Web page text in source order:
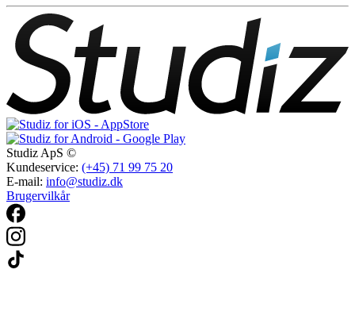
Studiz ApS ©
Kundeservice: (+45) 71 99 75 20
E-mail: info@studiz.dk
Brugervilkår